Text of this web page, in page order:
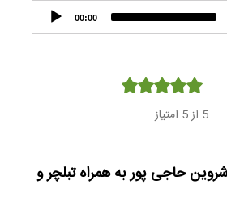
00:00
5 از 5 امتیاز
حاجی پور به همراه تبلچر و